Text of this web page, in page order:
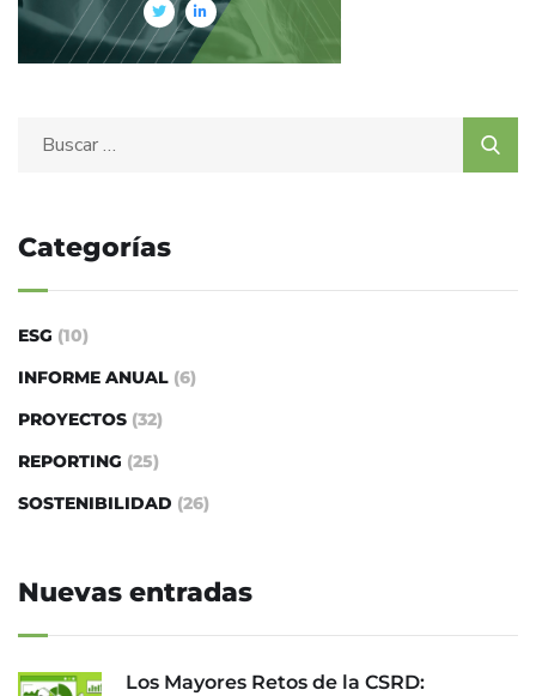
Categorías
ESG (10)
INFORME ANUAL (6)
PROYECTOS (32)
REPORTING (25)
SOSTENIBILIDAD (26)
Nuevas entradas
Los Mayores Retos de la CSRD: